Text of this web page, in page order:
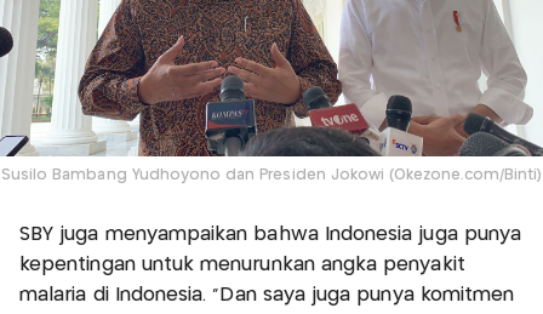
Susilo Bambang Yudhoyono dan Presiden Jokowi (Okezone.com/Binti)
SBY juga menyampaikan bahwa Indonesia juga punya
kepentingan untuk menurunkan angka penyakit
malaria di Indonesia. “Dan saya juga punya komitmen